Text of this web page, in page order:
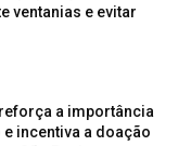
ventanias e evitar
a importância
incentiva a doação